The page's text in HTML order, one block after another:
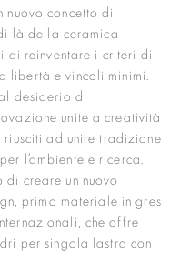
nuovo concetto di
là della ceramica
di reinventare i criteri di
libertà e vincoli minimi.
desiderio di
unite a creatività
ad unire tradizione
l’ambiente e ricerca.
di creare un nuovo
primo materiale in gres
che offre
per singola lastra con